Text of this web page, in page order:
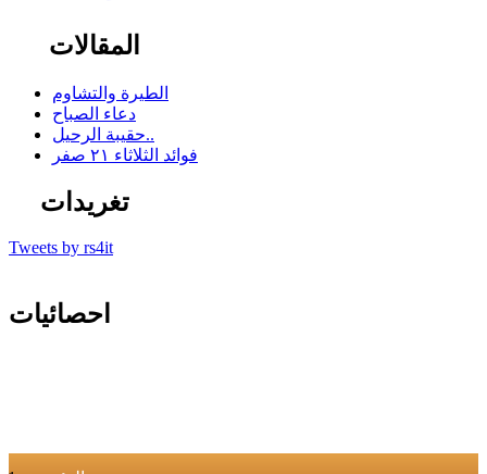
المقالات
الطيرة والتشاوم
دعاء الصباح
حقيبة الرحيل..
فوائد الثلاثاء ٢١ صفر
تغريدات
Tweets by rs4it
احصائيات